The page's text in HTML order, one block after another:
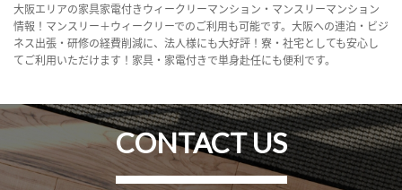
大阪エリアの家具家電付きウィークリーマンション・マンスリーマンション
情報！マンスリー＋ウィークリーでのご利用も可能です。大阪への連泊・ビジ
ネス出張・研修の経費削減に、法人様にも大好評！寮・社宅としても安心し
てご利用いただけます！家具・家電付きで単身赴任にも便利です。
CONTACT US